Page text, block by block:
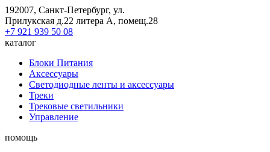
192007, Санкт-Петербург, ул.
Прилукская д.22 литера А, помещ.28
+7 921 939 50 08
каталог
Блоки Питания
Аксессуары
Светодиодные ленты и аксессуары
Треки
Трековые светильники
Управление
помощь